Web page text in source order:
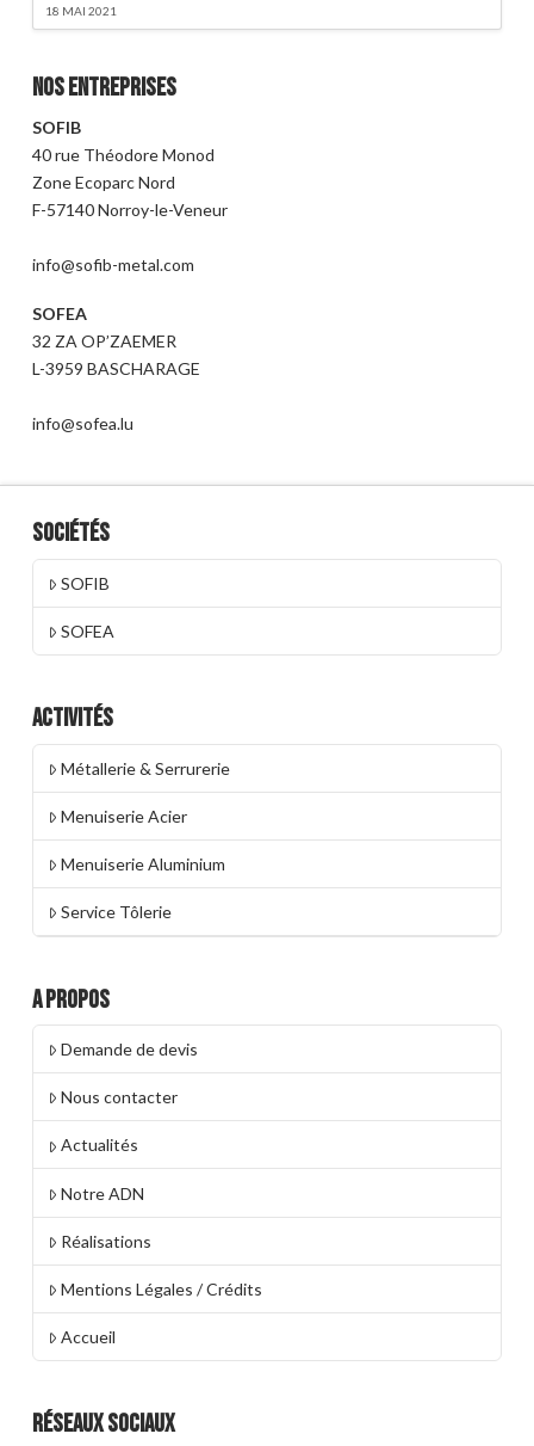
18 MAI 2021
Nos entreprises
SOFIB
40 rue Théodore Monod
Zone Ecoparc Nord
F-57140 Norroy-le-Veneur
info@sofib-metal.com
SOFEA
32 ZA OP’ZAEMER
L-3959 BASCHARAGE
info@sofea.lu
Sociétés
SOFIB
SOFEA
Activités
Métallerie & Serrurerie
Menuiserie Acier
Menuiserie Aluminium
Service Tôlerie
A propos
Demande de devis
Nous contacter
Actualités
Notre ADN
Réalisations
Mentions Légales / Crédits
Accueil
Réseaux Sociaux